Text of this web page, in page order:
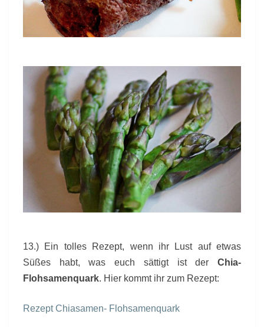
13.) Ein tolles Rezept, wenn ihr Lust auf etwas
Süßes habt, was euch sättigt ist der Chia-
Flohsamenquark. Hier kommt ihr zum Rezept:
Rezept Chiasamen- Flohsamenquark